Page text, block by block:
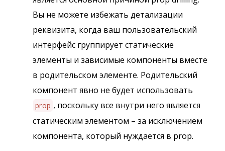
Вы не можете избежать детализации
реквизита, когда ваш пользовательский
интерфейс группирует статические
элементы и зависимые компоненты вместе
в родительском элементе. Родительский
компонент явно не будет использовать
prop , поскольку все внутри него является
статическим элементом – за исключением
компонента, который нуждается в prop.